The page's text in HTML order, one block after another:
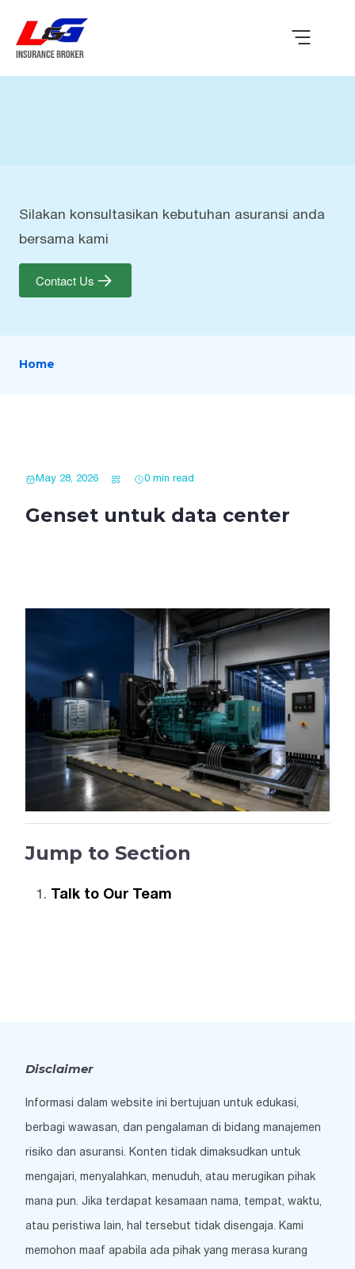
Silakan konsultasikan kebutuhan asuransi anda
bersama kami
Contact Us
Home
May 28, 2026 0 min read
Genset untuk data center
Jump to Section
Talk to Our Team
Disclaimer
Informasi dalam website ini bertujuan untuk edukasi,
berbagi wawasan, dan pengalaman di bidang manajemen
risiko dan asuransi. Konten tidak dimaksudkan untuk
mengajari, menyalahkan, menuduh, atau merugikan pihak
mana pun. Jika terdapat kesamaan nama, tempat, waktu,
atau peristiwa lain, hal tersebut tidak disengaja. Kami
memohon maaf apabila ada pihak yang merasa kurang